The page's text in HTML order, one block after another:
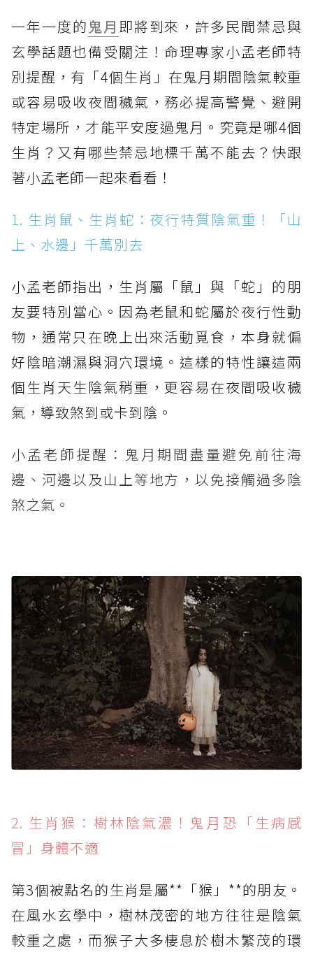
一年一度的鬼月 即將到來，許多民間禁忌與
玄學話題也備受關注！命理專家小孟老師特
別提醒，有「4個生肖」在鬼月期間陰氣較重
或容易吸收夜間穢氣，務必提高警覺、避開
特定場所，才能平安度過鬼月。究竟是哪4個
生肖？又有哪些禁忌地標千萬不能去？快跟
著小孟老師一起來看看！
1. 生肖鼠、生肖蛇：夜行特質陰氣重！「山
上、水邊」千萬別去
小孟老師指出，生肖屬「鼠」與「蛇」的朋
友要特別當心。因為老鼠和蛇屬於夜行性動
物，通常只在晚上出來活動覓食，本身就偏
好陰暗潮濕與洞穴環境。這樣的特性讓這兩
個生肖天生陰氣稍重，更容易在夜間吸收穢
氣，導致煞到或卡到陰。
小孟老師提醒：鬼月期間盡量避免前往海
邊、河邊以及山上等地方，以免接觸過多陰
煞之氣。
2. 生肖猴：樹林陰氣濃！鬼月恐「生病感
冒」身體不適
第3個被點名的生肖是屬**「猴」**的朋友。
在風水玄學中，樹林茂密的地方往往是陰氣
較重之處，而猴子大多棲息於樹木繁茂的環